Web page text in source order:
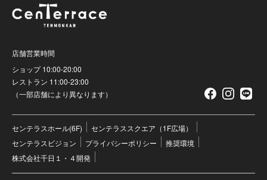
店舗営業時間
ショップ 10:00-20:00
レストラン 11:00-23:00
（一部店舗により異なります）
センテラスホール(6F)
センテラススクエア（1F広場）
センテラスビジョン
プライバシーポリシー
推奨環境
株式会社千日１・４開発